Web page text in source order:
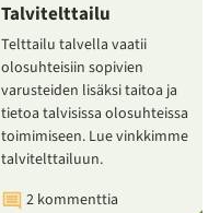
Talvitelttailu
Telttailu talvella vaatii
olosuhteisiin sopivien
varusteiden lisäksi taitoa ja
tietoa talvisissa olosuhteissa
toimimiseen. Lue vinkkimme
talvitelttailuun.
2 kommenttia